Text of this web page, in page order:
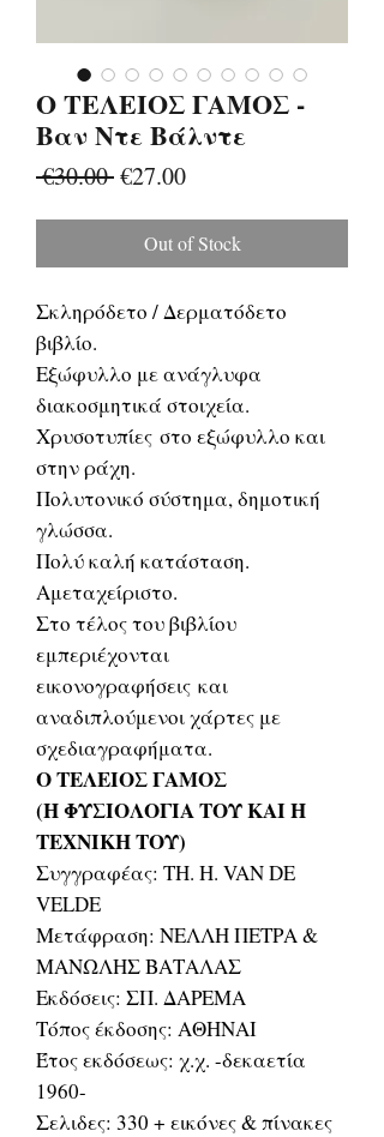
Ο ΤΕΛΕΙΟΣ ΓΑΜΟΣ -
Βαν Ντε Βάλντε
€30.00 Regular
€27.00Sale
Out of Stock
Σκληρόδετο / Δερματόδετο
βιβλίο.
Εξώφυλλο με ανάγλυφα
διακοσμητικά στοιχεία.
Χρυσοτυπίες στο εξώφυλλο και
στην ράχη.
Πολυτονικό σύστημα, δημοτική
γλώσσα.
Πολύ καλή κατάσταση.
Αμεταχείριστο.
Στο τέλος του βιβλίου
εμπεριέχονται
εικονογραφήσεις και
αναδιπλούμενοι χάρτες με
σχεδιαγραφήματα.
Ο ΤΕΛΕΙΟΣ ΓΑΜΟΣ
(Η ΦΥΣΙΟΛΟΓΙΑ ΤΟΥ ΚΑΙ Η
ΤΕΧΝΙΚΗ ΤΟΥ)
Συγγραφέας: TH. H. VAN DE
VELDE
Μετάφραση: ΝΕΛΛΗ ΠΕΤΡΑ &
ΜΑΝΩΛΗΣ ΒΑΤΑΛΑΣ
Εκδόσεις: ΣΠ. ΔΑΡΕΜΑ
Τόπος έκδοσης: ΑΘΗΝΑΙ
Έτος εκδόσεως: χ.χ. -δεκαετία
1960-
Σελιδες: 330 + εικόνες & πίνακες